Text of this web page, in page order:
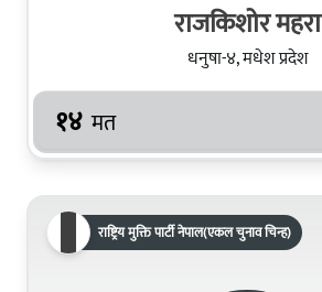
राजकिशोर महरा
धनुषा-४, मधेश प्रदेश
१४ मत
राष्ट्रिय मुक्ति पार्टी नेपाल(एकल चुनाव चिन्ह)